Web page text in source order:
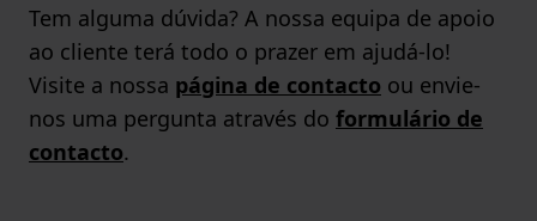
Tem alguma dúvida? A nossa equipa de apoio
ao cliente terá todo o prazer em ajudá-lo!
Visite a nossa página de contacto ou envie-
nos uma pergunta através do formulário de
contacto.